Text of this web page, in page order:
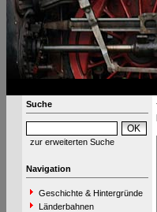
Suche
zur erweiterten Suche
Navigation
Geschichte & Hintergründe
Länderbahnen